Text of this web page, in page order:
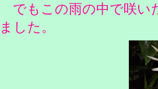
でもこの雨の中で咲い
ました。